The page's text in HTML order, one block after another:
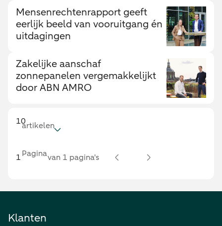
Mensenrechtenrapport geeft
eerlijk beeld van vooruitgang én
uitdagingen
Zakelijke aanschaf
zonnepanelen vergemakkelijkt
door ABN AMRO
10artikelen
Paginavan 1 pagina's
Klanten